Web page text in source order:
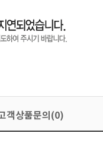
객상품문의(0)